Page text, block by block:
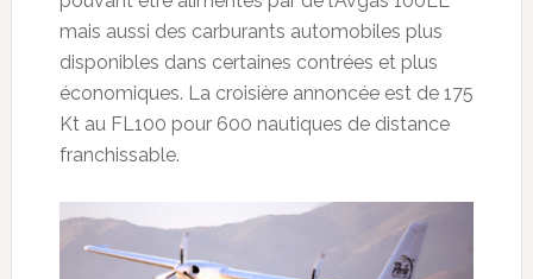
mais aussi des carburants automobiles plus
disponibles dans certaines contrées et plus
économiques. La croisière annoncée est de 175
Kt au FL100 pour 600 nautiques de distance
franchissable.